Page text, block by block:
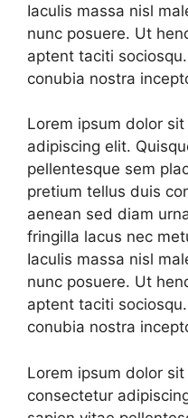
Iaculis massa nisl
nunc posuere. Ut
aptent taciti
conubia nostra
Lorem ipsum dolor
adipiscing elit.
pellentesque sem
pretium tellus duis
aenean sed diam
fringilla lacus nec
Iaculis massa nisl
nunc posuere. Ut
aptent taciti
conubia nostra
Lorem ipsum dolor sit
consectetur